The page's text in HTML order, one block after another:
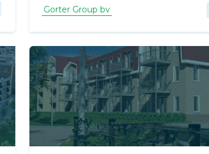
+ Partners ontwierp de nieuwe
gelegen tussen twee scholen in
parkachtige omgeving.
Gorter Group bv